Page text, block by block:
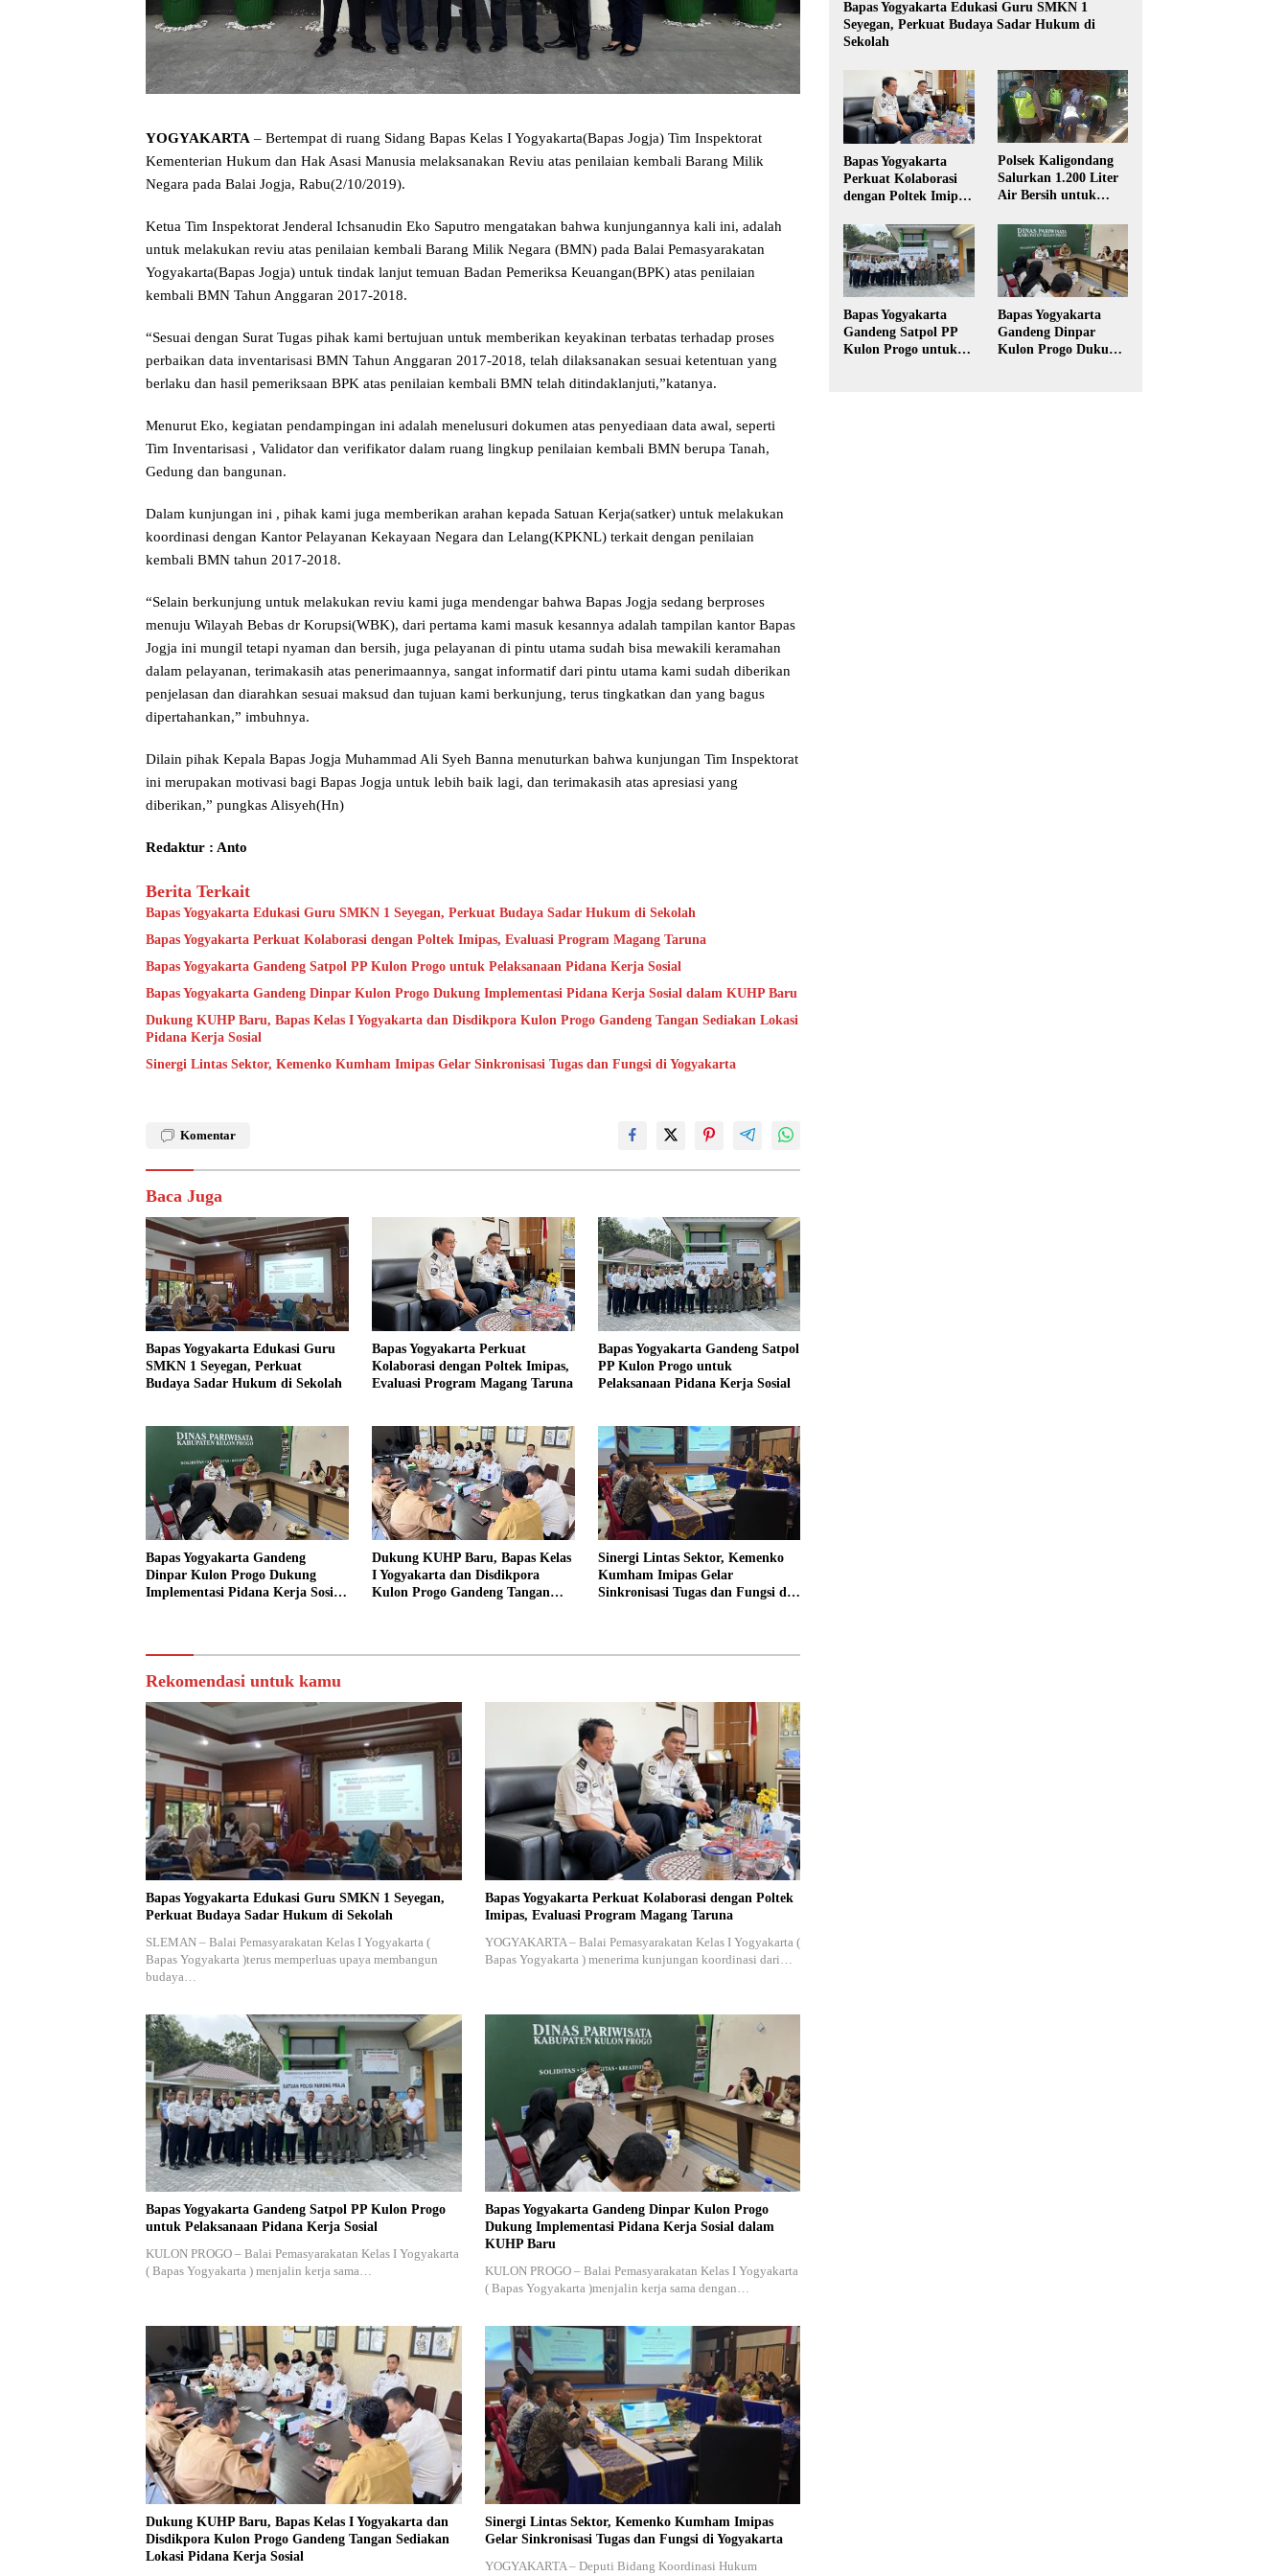
YOGYAKARTA – Bertempat di ruang Sidang Bapas Kelas I Yogyakarta(Bapas Jogja) Tim Inspektorat
Kementerian Hukum dan Hak Asasi Manusia melaksanakan Reviu atas penilaian kembali Barang Milik
Negara pada Balai Jogja, Rabu(2/10/2019).
Ketua Tim Inspektorat Jenderal Ichsanudin Eko Saputro mengatakan bahwa kunjungannya kali ini, adalah
untuk melakukan reviu atas penilaian kembali Barang Milik Negara (BMN) pada Balai Pemasyarakatan
Yogyakarta(Bapas Jogja) untuk tindak lanjut temuan Badan Pemeriksa Keuangan(BPK) atas penilaian
kembali BMN Tahun Anggaran 2017-2018.
“Sesuai dengan Surat Tugas pihak kami bertujuan untuk memberikan keyakinan terbatas terhadap proses
perbaikan data inventarisasi BMN Tahun Anggaran 2017-2018, telah dilaksanakan sesuai ketentuan yang
berlaku dan hasil pemeriksaan BPK atas penilaian kembali BMN telah ditindaklanjuti,”katanya.
Menurut Eko, kegiatan pendampingan ini adalah menelusuri dokumen atas penyediaan data awal, seperti
Tim Inventarisasi , Validator dan verifikator dalam ruang lingkup penilaian kembali BMN berupa Tanah,
Gedung dan bangunan.
Dalam kunjungan ini , pihak kami juga memberikan arahan kepada Satuan Kerja(satker) untuk melakukan
koordinasi dengan Kantor Pelayanan Kekayaan Negara dan Lelang(KPKNL) terkait dengan penilaian
kembali BMN tahun 2017-2018.
“Selain berkunjung untuk melakukan reviu kami juga mendengar bahwa Bapas Jogja sedang berproses
menuju Wilayah Bebas dr Korupsi(WBK), dari pertama kami masuk kesannya adalah tampilan kantor Bapas
Jogja ini mungil tetapi nyaman dan bersih, juga pelayanan di pintu utama sudah bisa mewakili keramahan
dalam pelayanan, terimakasih atas penerimaannya, sangat informatif dari pintu utama kami sudah diberikan
penjelasan dan diarahkan sesuai maksud dan tujuan kami berkunjung, terus tingkatkan dan yang bagus
dipertahankan,” imbuhnya.
Dilain pihak Kepala Bapas Jogja Muhammad Ali Syeh Banna menuturkan bahwa kunjungan Tim Inspektorat
ini merupakan motivasi bagi Bapas Jogja untuk lebih baik lagi, dan terimakasih atas apresiasi yang
diberikan,” pungkas Alisyeh(Hn)
Redaktur : Anto
Berita Terkait
Bapas Yogyakarta Edukasi Guru SMKN 1 Seyegan, Perkuat Budaya Sadar Hukum di Sekolah
Bapas Yogyakarta Perkuat Kolaborasi dengan Poltek Imipas, Evaluasi Program Magang Taruna
Bapas Yogyakarta Gandeng Satpol PP Kulon Progo untuk Pelaksanaan Pidana Kerja Sosial
Bapas Yogyakarta Gandeng Dinpar Kulon Progo Dukung Implementasi Pidana Kerja Sosial dalam KUHP Baru
Dukung KUHP Baru, Bapas Kelas I Yogyakarta dan Disdikpora Kulon Progo Gandeng Tangan Sediakan Lokasi
Pidana Kerja Sosial
Sinergi Lintas Sektor, Kemenko Kumham Imipas Gelar Sinkronisasi Tugas dan Fungsi di Yogyakarta
Komentar
Baca Juga
Bapas Yogyakarta Edukasi Guru
SMKN 1 Seyegan, Perkuat
Budaya Sadar Hukum di Sekolah
Bapas Yogyakarta Perkuat
Kolaborasi dengan Poltek Imipas,
Evaluasi Program Magang Taruna
Bapas Yogyakarta Gandeng Satpol
PP Kulon Progo untuk
Pelaksanaan Pidana Kerja Sosial
Bapas Yogyakarta Gandeng
Dinpar Kulon Progo Dukung
Implementasi Pidana Kerja Sosial
Dukung KUHP Baru, Bapas Kelas
I Yogyakarta dan Disdikpora
Kulon Progo Gandeng Tangan
Sinergi Lintas Sektor, Kemenko
Kumham Imipas Gelar
Sinkronisasi Tugas dan Fungsi di
Rekomendasi untuk kamu
Bapas Yogyakarta Edukasi Guru SMKN 1 Seyegan,
Perkuat Budaya Sadar Hukum di Sekolah
SLEMAN – Balai Pemasyarakatan Kelas I Yogyakarta (
Bapas Yogyakarta )terus memperluas upaya membangun
budaya…
Bapas Yogyakarta Perkuat Kolaborasi dengan Poltek
Imipas, Evaluasi Program Magang Taruna
YOGYAKARTA – Balai Pemasyarakatan Kelas I Yogyakarta (
Bapas Yogyakarta ) menerima kunjungan koordinasi dari…
Bapas Yogyakarta Gandeng Satpol PP Kulon Progo
untuk Pelaksanaan Pidana Kerja Sosial
KULON PROGO – Balai Pemasyarakatan Kelas I Yogyakarta
( Bapas Yogyakarta ) menjalin kerja sama…
Bapas Yogyakarta Gandeng Dinpar Kulon Progo
Dukung Implementasi Pidana Kerja Sosial dalam
KUHP Baru
KULON PROGO – Balai Pemasyarakatan Kelas I Yogyakarta
( Bapas Yogyakarta )menjalin kerja sama dengan…
Dukung KUHP Baru, Bapas Kelas I Yogyakarta dan
Disdikpora Kulon Progo Gandeng Tangan Sediakan
Lokasi Pidana Kerja Sosial
Sinergi Lintas Sektor, Kemenko Kumham Imipas
Gelar Sinkronisasi Tugas dan Fungsi di Yogyakarta
YOGYAKARTA – Deputi Bidang Koordinasi Hukum
Bapas Yogyakarta Edukasi Guru SMKN 1
Seyegan, Perkuat Budaya Sadar Hukum di
Sekolah
Bapas Yogyakarta
Perkuat Kolaborasi
dengan Poltek Imipas,
Magang Taruna
Polsek Kaligondang
Salurkan 1.200 Liter
Air Bersih untuk
Kekeringan di
Purbalingga
Bapas Yogyakarta
Gandeng Satpol PP
Kulon Progo untuk
Bapas Yogyakarta
Gandeng Dinpar
Kulon Progo Dukung